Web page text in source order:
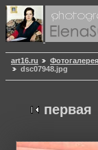
art16.ru
dsc07948.jpg
первая